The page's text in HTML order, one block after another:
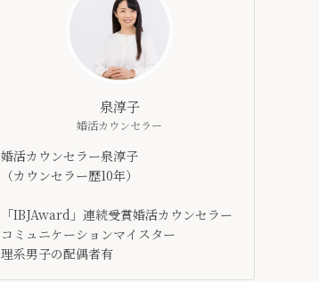
泉淳子
婚活カウンセラー
婚活カウンセラー泉淳子
（カウンセラー歴10年）
「IBJAward」連続受賞婚活カウンセラー
コミュニケーションマイスター
理系男子の配偶者有